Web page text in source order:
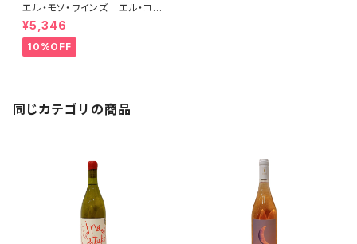
エル・モソ・ワインズ エル・コス
モナウタ・ブランコ＜イ・エル・バ
ランコ・デ・アグア＞ 2022
¥5,346
10%OFF
同じカテゴリの商品